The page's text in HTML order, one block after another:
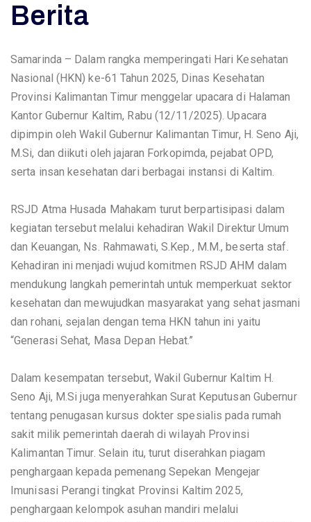
R
S
Berita
Samarinda – Dalam rangka memperingati Hari Kesehatan
Nasional (HKN) ke-61 Tahun 2025, Dinas Kesehatan
Provinsi Kalimantan Timur menggelar upacara di Halaman
Kantor Gubernur Kaltim, Rabu (12/11/2025). Upacara
dipimpin oleh Wakil Gubernur Kalimantan Timur, H. Seno Aji,
M.Si, dan diikuti oleh jajaran Forkopimda, pejabat OPD,
serta insan kesehatan dari berbagai instansi di Kaltim.
RSJD Atma Husada Mahakam turut berpartisipasi dalam
kegiatan tersebut melalui kehadiran Wakil Direktur Umum
dan Keuangan, Ns. Rahmawati, S.Kep., M.M., beserta staf.
Kehadiran ini menjadi wujud komitmen RSJD AHM dalam
mendukung langkah pemerintah untuk memperkuat sektor
kesehatan dan mewujudkan masyarakat yang sehat jasmani
dan rohani, sejalan dengan tema HKN tahun ini yaitu
“Generasi Sehat, Masa Depan Hebat.”
Dalam kesempatan tersebut, Wakil Gubernur Kaltim H.
Seno Aji, M.Si juga menyerahkan Surat Keputusan Gubernur
tentang penugasan kursus dokter spesialis pada rumah
sakit milik pemerintah daerah di wilayah Provinsi
Kalimantan Timur. Selain itu, turut diserahkan piagam
penghargaan kepada pemenang Sepekan Mengejar
Imunisasi Perangi tingkat Provinsi Kaltim 2025,
penghargaan kelompok asuhan mandiri melalui